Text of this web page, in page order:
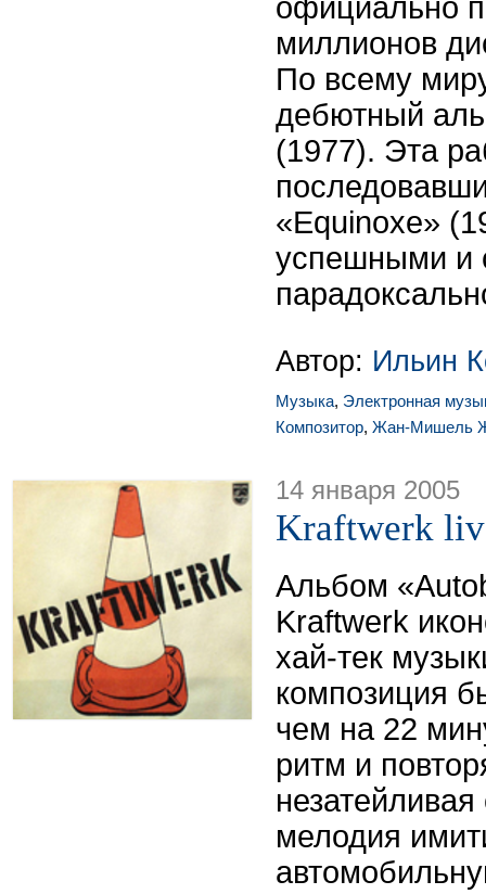
официально
миллионов
По всему
дебютный
(1977). Эта
«Equinoxe»
успешными и
Автор: Ильин
Музыка, Электронная
Композитор, Жан-Мишель
14 января 2005
Kraftwerk
Альбом
Kraftwerk
хай-тек
композиция
чем на 22
ритм и
незатейливая
мелодия